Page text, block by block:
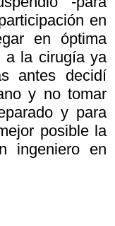
en
en óptima
a la cirugía ya
antes decidí
y no tomar
y para
posible la
ingeniero en